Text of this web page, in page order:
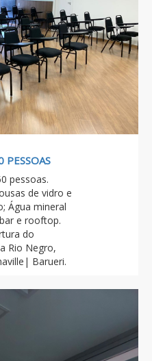
PESSOAS
pessoas.
de vidro e
Água mineral
e rooftop.
do
Rio Negro,
Barueri.